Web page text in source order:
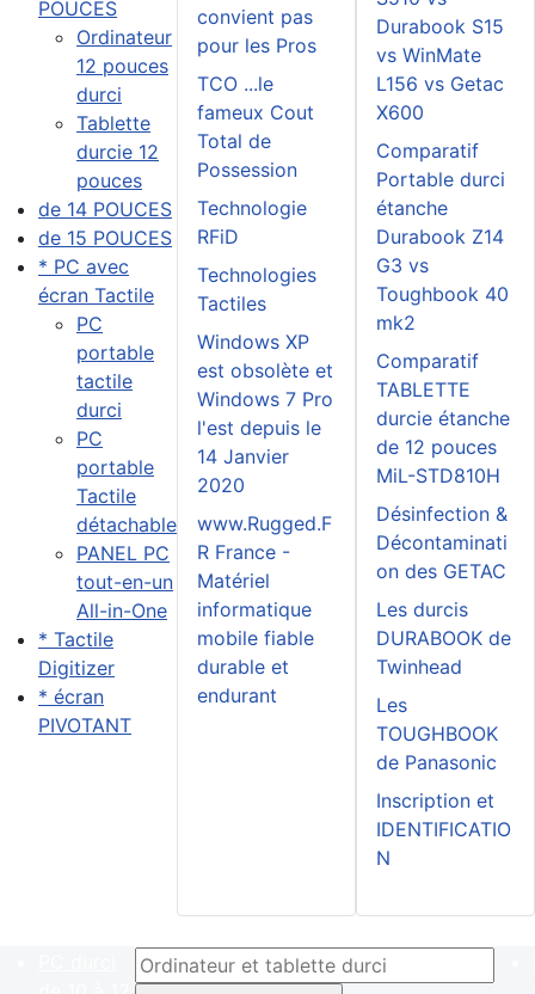
POUCES
Ordinateur
12 pouces
durci
Tablette
durcie 12
pouces
de 14 POUCES
de 15 POUCES
* PC avec
écran Tactile
PC
portable
tactile
durci
PC
portable
Tactile
détachable
PANEL PC
tout-en-un
All-in-One
* Tactile
Digitizer
* écran
PIVOTANT
convient pas
pour les Pros
TCO ...le
fameux Cout
Total de
Possession
Technologie
RFiD
Technologies
Tactiles
Windows XP
est obsolète et
Windows 7 Pro
l'est depuis le
14 Janvier
2020
www.Rugged.F
R France -
Matériel
informatique
mobile fiable
durable et
endurant
Durabook S15
vs WinMate
L156 vs Getac
X600
Comparatif
Portable durci
étanche
Durabook Z14
G3 vs
Toughbook 40
mk2
Comparatif
TABLETTE
durcie étanche
de 12 pouces
MiL-STD810H
Désinfection &
Décontaminati
on des GETAC
Les durcis
DURABOOK de
Twinhead
Les
TOUGHBOOK
de Panasonic
Inscription et
IDENTIFICATIO
N